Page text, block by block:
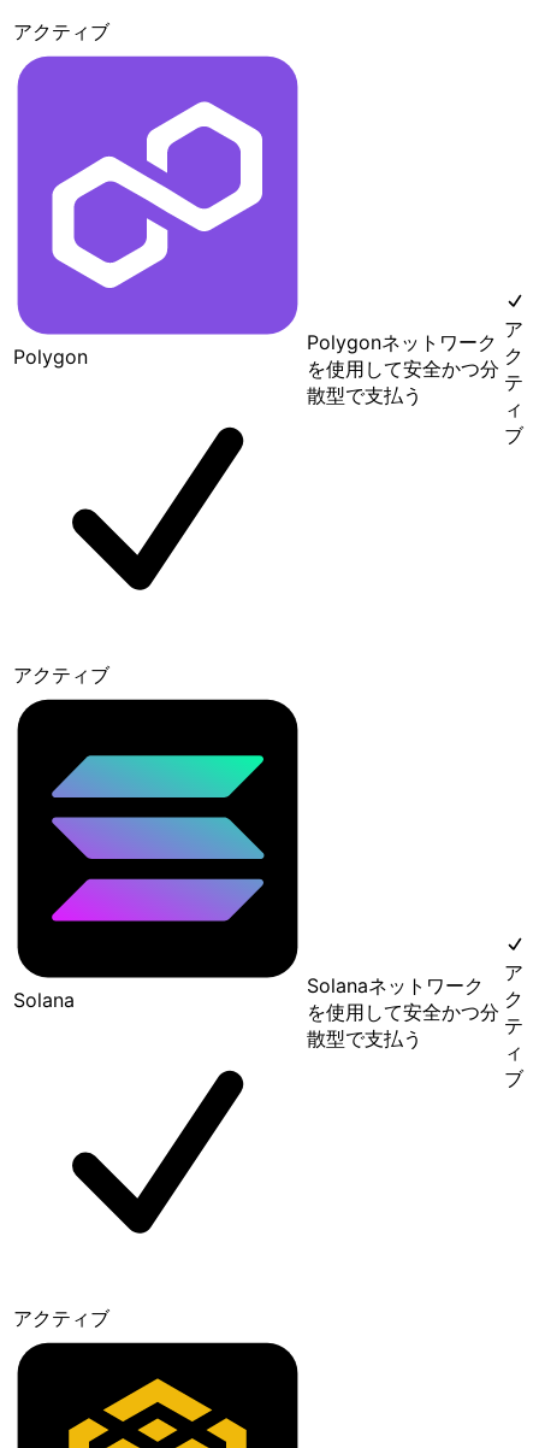
アクティブ
Polygon
アクティブ
Polygonネットワーク
を使用して安全かつ分
散型で支払う
ア
ク
テ
ィ
ブ
Solana
アクティブ
Solanaネットワーク
を使用して安全かつ分
散型で支払う
ア
ク
テ
ィ
ブ